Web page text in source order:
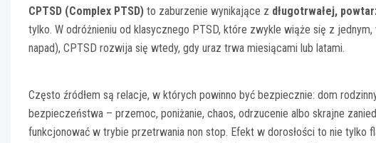
CPTSD (Complex PTSD) to zaburzenie wynikające z długotrwałej,
tylko. W odróżnieniu od klasycznego PTSD, które zwykle wiąże się z
napad), CPTSD rozwija się wtedy, gdy uraz trwa miesiącami lub latami.
Często źródłem są relacje, w których powinno być bezpiecznie: dom
bezpieczeństwa – przemoc, poniżanie, chaos, odrzucenie albo skrajne
funkcjonować w trybie przetrwania non stop. Efekt w dorosłości to nie tylko